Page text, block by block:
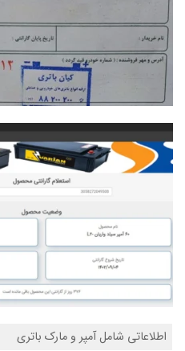
اطلاعاتی شامل آمپر و مارک باتری